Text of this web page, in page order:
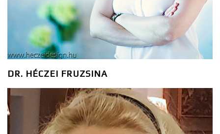
DR. HÉCZEI FRUZSINA